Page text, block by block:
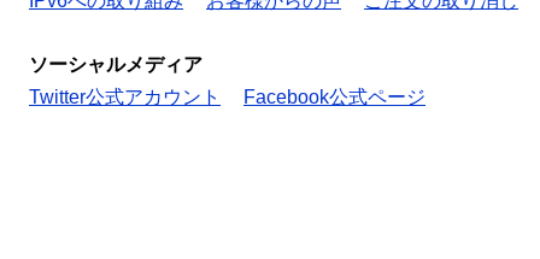
ソーシャルメディア
Twitter公式アカウント
Facebook公式ページ